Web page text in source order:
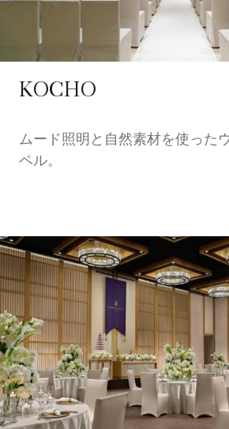
KOCHO
ムード照明と自然素材を使った
ペル。